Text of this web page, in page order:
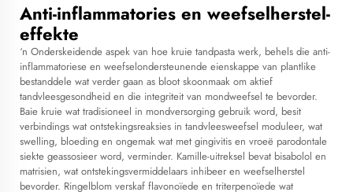
Anti-inflammatories en weefselherstel-
effekte
‘n Onderskeidende aspek van hoe kruie tandpasta werk, behels die anti-
inflammatoriese en weefselondersteunende eienskappe van plantlike
bestanddele wat verder gaan as bloot skoonmaak om aktief
tandvleesgesondheid en die integriteit van mondweefsel te bevorder.
Baie kruie wat tradisioneel in mondversorging gebruik word, besit
verbindings wat ontstekingsreaksies in tandvleesweefsel moduleer, wat
swelling, bloeding en ongemak wat met gingivitis en vroeë parodontale
siekte geassosieer word, verminder. Kamille-uitreksel bevat bisabolol en
matrisien, wat ontstekingsvermiddelaars inhibeer en weefselherstel
bevorder. Ringelblom verskaf flavonoïede en triterpenoïede wat